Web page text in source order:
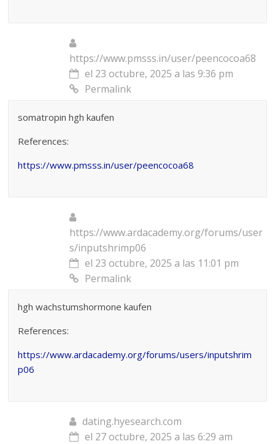
https://www.pmsss.in/user/peencocoa68
el 23 octubre, 2025 a las 9:36 pm
Permalink
somatropin hgh kaufen
References:
https://www.pmsss.in/user/peencocoa68
https://www.ardacademy.org/forums/user
s/inputshrimp06
el 23 octubre, 2025 a las 11:01 pm
Permalink
hgh wachstumshormone kaufen
References:
https://www.ardacademy.org/forums/users/inputshrim
p06
dating.hyesearch.com
el 27 octubre, 2025 a las 6:29 am